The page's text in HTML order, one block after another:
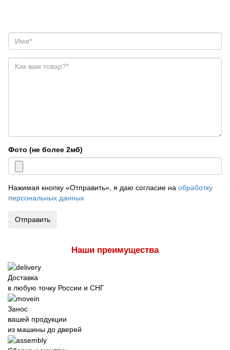
Фото (не более 2мб)
Нажимая кнопку «Отправить», я даю согласие на обработку
персональных данных
Отправить
Наши преимущества
Доставка
в любую точку России и СНГ
Занос
вашей продукции
из машины до дверей